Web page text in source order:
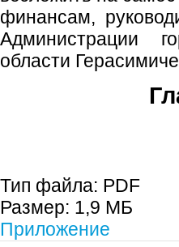
финансам,
Администрации
области
Тип файла: PDF
Размер: 1,9 МБ
Приложение